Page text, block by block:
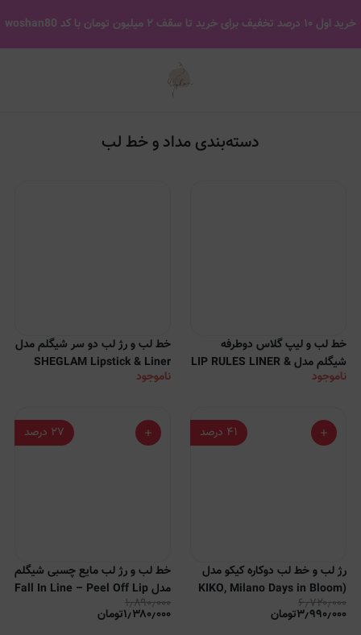
خرید اول ۱۰ درصد تخفیف برای خرید تا سقف ۲ میلیون تومان با کد woshan80
دسته‌بندی مداد و خط لب
خط لب و لیپ گلاس دوطرفه
شیگلم مدل LIP RULES LINER &
GLOSS PEN SHEGLAM
ناموجود
خط لب و رژ لب دو سر شیگلم مدل
SHEGLAM Lipstick & Liner
Duo
ناموجود
۴۱ درصد
رژ لب و خط لب دوکاره کیکو مدل
(KIKO, Milano Days in Bloom
2-in-1 Vibrant Lipstick &
Pencil)
۶٫۷۲۰٫۰۰۰
۳٫۹۹۰٫۰۰۰تومان
۲۷ درصد
خط لب و رژ لب مایع چسبی شیگلم
مدل Fall In Line – Peel Off Lip
Liner Stain
۱٫۸۹۰٫۰۰۰
۱٫۳۸۰٫۰۰۰تومان